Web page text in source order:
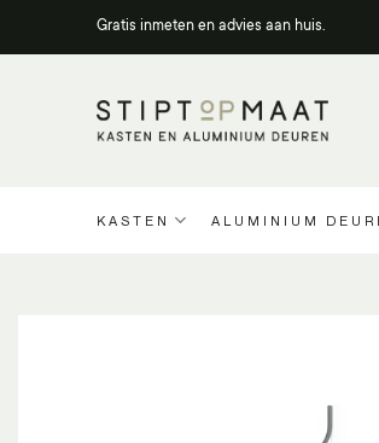
Gratis inmeten en advies aan huis.
KASTEN ALUMINIUM